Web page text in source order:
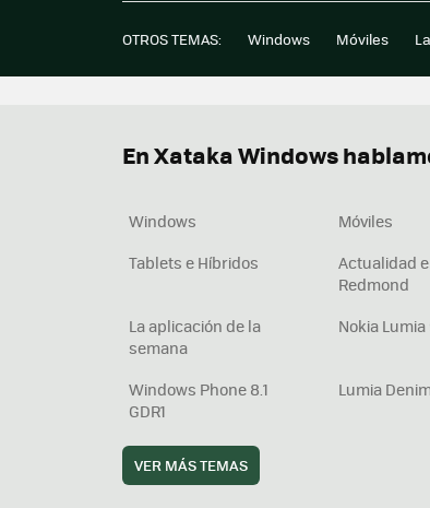
OTROS TEMAS: Windows Móviles
En Xataka Windows
Windows Móviles
Tablets e Híbridos
Actualidad
Redmond
La aplicación de la
semana
Nokia Lumia
Windows Phone 8.1
GDR1
Lumia Denim
VER MÁS TEMAS